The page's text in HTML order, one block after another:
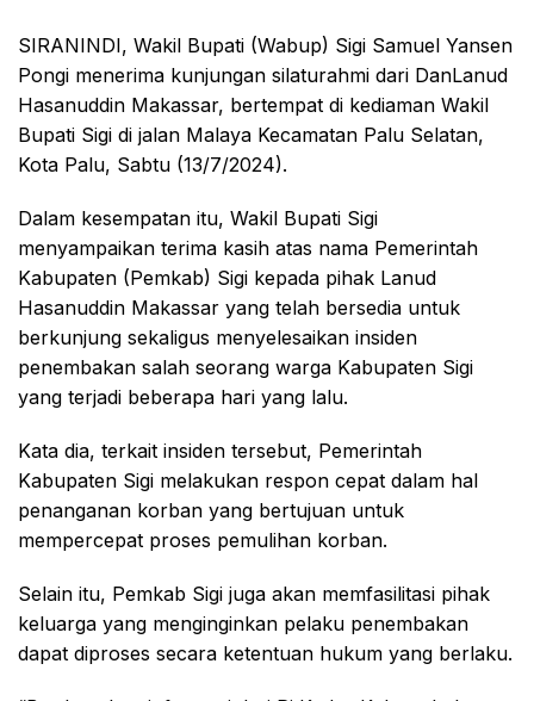
SIRANINDI, Wakil Bupati (Wabup) Sigi Samuel Yansen
Pongi menerima kunjungan silaturahmi dari DanLanud
Hasanuddin Makassar, bertempat di kediaman Wakil
Bupati Sigi di jalan Malaya Kecamatan Palu Selatan,
Kota Palu, Sabtu (13/7/2024).
Dalam kesempatan itu, Wakil Bupati Sigi
menyampaikan terima kasih atas nama Pemerintah
Kabupaten (Pemkab) Sigi kepada pihak Lanud
Hasanuddin Makassar yang telah bersedia untuk
berkunjung sekaligus menyelesaikan insiden
penembakan salah seorang warga Kabupaten Sigi
yang terjadi beberapa hari yang lalu.
Kata dia, terkait insiden tersebut, Pemerintah
Kabupaten Sigi melakukan respon cepat dalam hal
penanganan korban yang bertujuan untuk
mempercepat proses pemulihan korban.
Selain itu, Pemkab Sigi juga akan memfasilitasi pihak
keluarga yang menginginkan pelaku penembakan
dapat diproses secara ketentuan hukum yang berlaku.